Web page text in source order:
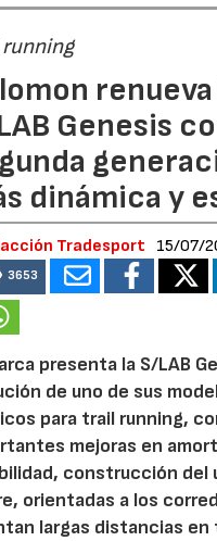
running
renueva
Genesis
dinámica y
Tradesport 15/07/
3653
presenta la S/LAB
de uno de sus
para trail running,
mejoras en
construcción del
orientadas a los
largas distancias en